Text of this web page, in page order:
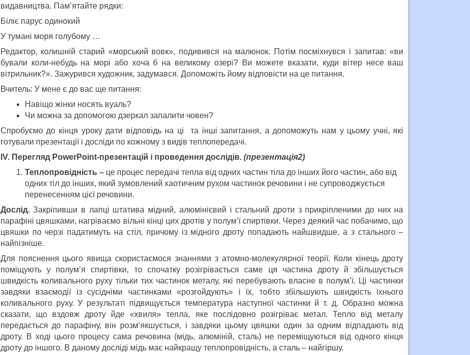
видавництва. Пам’ятайте рядки:
Біліє парус одинокий
У тумані моря голубому …
Редактор, колишній старий «морський вовк», подивився на малюнок. Потім посміхнувся і запитав: «ви
бували коли-небудь на морі або хоча б на великому озері? Ви можете вказати, куди вітер несе ваш
вітрильник?». Зажурився художник, задумався. Допоможіть йому відповісти на це питання.
Вчитель: У мене є до вас ще питання:
Навіщо жінки носять вуаль?
Чи можна за допомогою дзеркал запалити човен?
Спробуємо до кінця уроку дати відповідь на ці та інші запитання, а допоможуть нам у цьому учні, які
готували презентації і досліди по кожному з видів теплопередачі.
V. Перегляд PowerPoint-презентацій і проведення дослідів. (презентація2)
Теплопровідність – це процес передачі тепла від одних частин тіла до інших його частин, або від
одних тіл до інших, який зумовлений хаотичним рухом частинок речовини і не супроводжується
перенесенням цієї речовини.
Дослід.Закріпивши в лапці штатива мідний, алюмінієвий і стальний дроти з прикріпленими до них на
парафіні цвяшками, нагріваємо вільні кінці цих дротів у полум’ї спиртівки. Через деякий час побачимо, що
цвяшки по черзі падатимуть на стіл, причому із мідного дроту попадають найшвидше, а з стального –
найпізніше.
Для пояснення цього явища скористаємося знаннями з атомно-молекулярної теорії. Коли кінець дроту
поміщують у полум’я спиртівки, то спочатку розігрівається саме ця частина дроту й збільшується
швидкість коливального руху тільки тих частинок металу, які перебувають власне в полум’ї. Ці частинки
завдяки взаємодії із сусідніми частинками «розгойдують» і їх, тобто збільшують швидкість їхнього
коливального руху. У результаті підвищується температура наступної частинки й т. д. Образно можна
сказати, що вздовж дроту йде «хвиля» тепла, яке послідовно розігріває метал. Тепло від металу
передається до парафіну, він розм’якшується, і завдяки цьому цвяшки один за одним відпадають від
дроту. В ході цього процесу сама речовина (мідь, алюміній, сталь) не переміщуються від одного кінця
дроту до іншого. В даному досліді мідь має найкращу теплопровідність, а сталь – найгіршу.